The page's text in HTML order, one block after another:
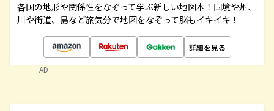
各国の地形や関係性をなぞって学ぶ新しい地図本！国境や州、
川や街道、島など旅気分で地図をなぞって脳もイキイキ！
詳細を見る
AD